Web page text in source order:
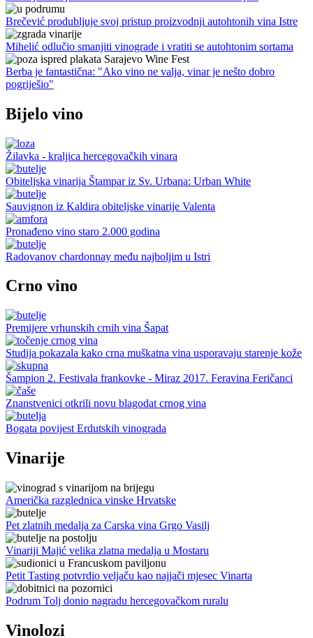
Brečević produbljuje svoj pristup proizvodnji autohtonih vina Istre
Mihelić odlučio smanjiti vinograde i vratiti se autohtonim sortama
Berba je fantastična: "Ako vino ne valja, vinar je nešto dobro
pogriješio"
Bijelo vino
Žilavka - kraljica hercegovačkih vinara
Obiteljska vinarija Štampar iz Sv. Urbana: Urban White
Sauvignon iz Kaldira obiteljske vinarije Valenta
Pronađeno vino staro 2.000 godina
Radovanov chardonnay među najboljim u Istri
Crno vino
Premijere vrhunskih crnih vina Šapat
Studija pokazala kako crna muškatna vina usporavaju starenje kože
Šampion 2. Festivala frankovke - Miraz 2017. Feravina Feričanci
Znanstvenici otkrili novu blagodat crnog vina
Bogata povijest Erdutskih vinograda
Vinarije
Američka razglednica vinske Hrvatske
Pet zlatnih medalja za Carska vina Grgo Vasilj
Vinariji Majić velika zlatna medalja u Mostaru
Petit Tasting potvrdio veljaču kao najjači mjesec Vinarta
Podrum Tolj donio nagradu hercegovačkom ruralu
Vinolozi